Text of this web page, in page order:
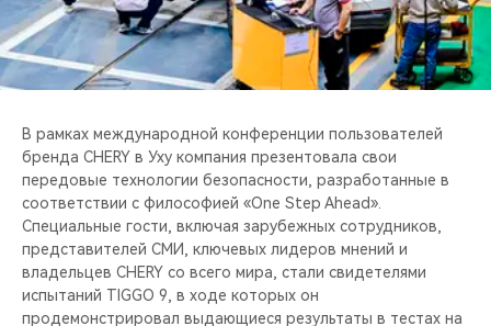
В рамках международной конференции пользователей
бренда CHERY в Уху компания презентовала свои
передовые технологии безопасности, разработанные в
соответствии с философией «One Step Ahead».
Специальные гости, включая зарубежных сотрудников,
представителей СМИ, ключевых лидеров мнений и
владельцев CHERY со всего мира, стали свидетелями
испытаний TIGGO 9, в ходе которых он
продемонстрировал выдающиеся результаты в тестах на